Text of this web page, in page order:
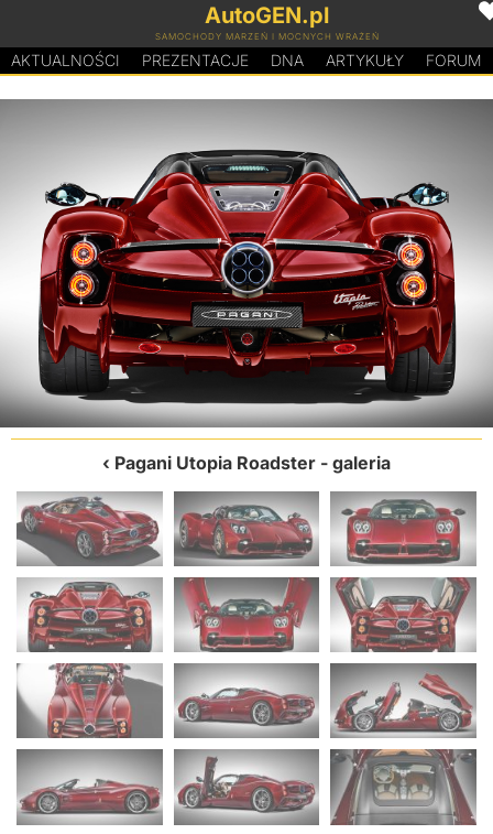
AutoGEN.pl
SAMOCHODY MARZEŃ I MOCNYCH WRAŻEŃ
AKTUALNOŚCI PREZENTACJE DNA ARTYKUŁY FORUM
Pagani Utopia Roadster - galeria